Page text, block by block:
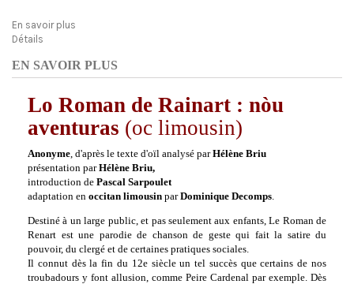
En savoir plus
Détails
EN SAVOIR PLUS
Lo Roman de Rainart : nòu
aventuras (oc limousin)
Anonyme, d'après le texte d'oïl analysé parHélène Briu
présentation parHélène Briu,
introduction de Pascal Sarpoulet
adaptation en occitan limousin parDominique Decomps.
Destiné à un large public, et pas seulement aux enfants,Le Roman de
Renart est une parodie de chanson de geste qui fait la satire du
pouvoir, du clergé et de certaines pratiques sociales.
Il connut dès la fin du 12e siècle un tel succès que certains de nos
troubadours y font allusion, comme Peire Cardenal par exemple. Dès